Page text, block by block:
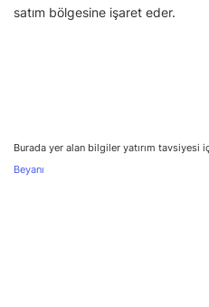
satım bölgesine işaret eder.
Burada yer alan bilgiler yatırım tavsiyesi
Beyanı